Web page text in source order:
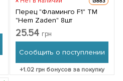
Перец "Фламинго F1" ТМ
"Hem Zaden" 8шт
25.54 грн
Сообщить о поступлении
+1.02 грн бонусов за покупку